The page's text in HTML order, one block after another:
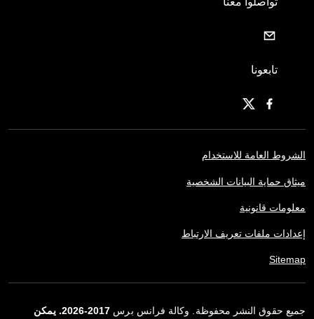
تابعونا
الشروط العامة للاستخدام
ميثاق حماية البيانات الشخصية
معلومات قانونية
إعدادات ملفات تعريف الارتباط
Sitemap
جميع حقوق النشر محفوظة. وكالة فرانس برس 2017-2026. يمكن